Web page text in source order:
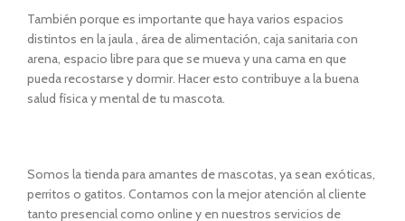
También porque es importante que haya varios espacios
distintos en la jaula , área de alimentación, caja sanitaria con
arena, espacio libre para que se mueva y una cama en que
pueda recostarse y dormir. Hacer esto contribuye a la buena
salud física y mental de tu mascota.
Somos la tienda para amantes de mascotas, ya sean exóticas,
perritos o gatitos. Contamos con la mejor atención al cliente
tanto presencial como online y en nuestros servicios de